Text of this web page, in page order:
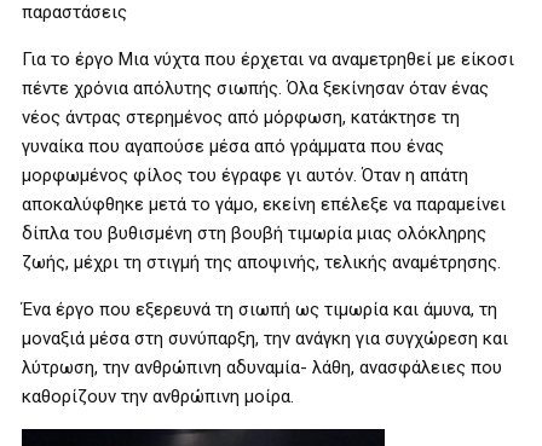
παραστάσεις
Για το έργο Μια νύχτα που έρχεται να αναμετρηθεί με είκοσι
πέντε χρόνια απόλυτης σιωπής. Όλα ξεκίνησαν όταν ένας
νέος άντρας στερημένος από μόρφωση, κατάκτησε τη
γυναίκα που αγαπούσε μέσα από γράμματα που ένας
μορφωμένος φίλος του έγραφε γι αυτόν. Όταν η απάτη
αποκαλύφθηκε μετά το γάμο, εκείνη επέλεξε να παραμείνει
δίπλα του βυθισμένη στη βουβή τιμωρία μιας ολόκληρης
ζωής, μέχρι τη στιγμή της αποψινής, τελικής αναμέτρησης.
Ένα έργο που εξερευνά τη σιωπή ως τιμωρία και άμυνα, τη
μοναξιά μέσα στη συνύπαρξη, την ανάγκη για συγχώρεση και
λύτρωση, την ανθρώπινη αδυναμία- λάθη, ανασφάλειες που
καθορίζουν την ανθρώπινη μοίρα.